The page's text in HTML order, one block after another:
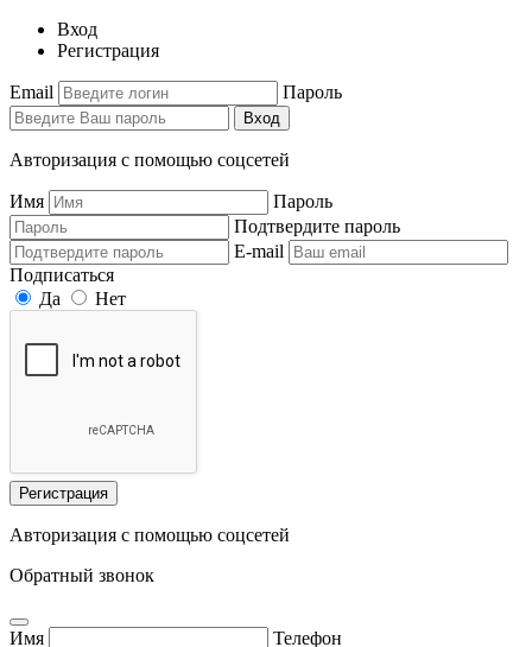
Вход
Регистрация
Email Пароль
Вход
Авторизация с помощью соцсетей
Имя
Пароль
Подтвердите пароль
E-mail
Подписаться
Да
Нет
Регистрация
Авторизация с помощью соцсетей
Обратный звонок
Имя Телефон